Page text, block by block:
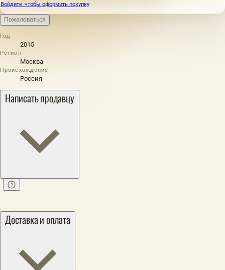
Войдите, чтобы оформить покупку
Пожаловаться
Год
2015
Регион
Москва
Происхождение
Россия
Написать продавцу
Доставка и оплата